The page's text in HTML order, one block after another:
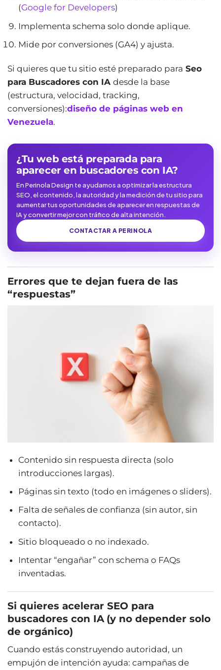
(Google for Developers)
Implementa schema solo donde aplique.
Mide por conversiones (GA4) y ajusta.
Si quieres que tu sitio esté preparado para Seo
para Buscadores con IA desde la base
(estructura, velocidad, tracking,
conversiones):diseño de páginas web en
Venezuela.
¿Tu web está preparada para
aparecer en buscadores con IA?
En Perinola Design te ayudamos a optimizar la estructura
SEO, el contenido, la autoridad y la medición de tu sitio para
aumentar tus oportunidades de aparecer en respuestas de
IA y convertir mejor con tráfico de alta intención.
CONTACTAR A PERINOLA
Errores que te dejan fuera de las
“respuestas”
Contenido sin respuesta directa (solo
introducciones largas).
Páginas sin texto (todo en imágenes o sliders).
Falta de señales de confianza (sin autor, sin
contacto).
Sitio bloqueado o no indexado.
Intentar “engañar” con schema o FAQs
inventadas.
Si quieres acelerar SEO para
buscadores con IA (y no depender solo
de orgánico)
Cuando estás construyendo autoridad, un
empujón de intención ayuda: campañas de